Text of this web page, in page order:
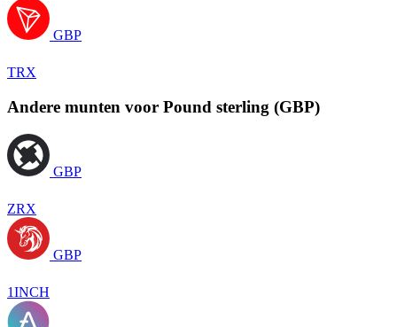
GBP
TRX
Andere munten voor Pound sterling (GBP)
GBP
ZRX
GBP
1INCH